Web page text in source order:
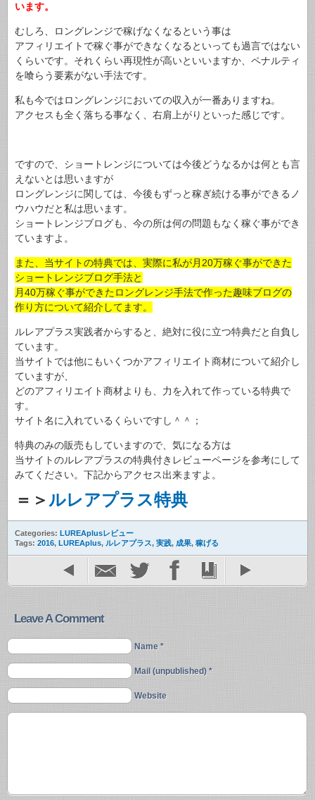
います。
むしろ、ロングレンジで稼げなくなるという事は
アフィリエイトで稼ぐ事ができなくなるといっても過言ではない
くらいです。それくらい再現性が高いといいますか、ペナルティ
を喰らう要素がない手法です。
私も今ではロングレンジにおいての収入が一番ありますね。
アクセスも全く落ちる事なく、右肩上がりといった感じです。
ですので、ショートレンジについては今後どうなるかは何とも言
えないとは思いますが
ロングレンジに関しては、今後もずっと稼ぎ続ける事ができるノ
ウハウだと私は思います。
ショートレンジブログも、今の所は何の問題もなく稼ぐ事ができ
ていますよ。
また、当サイトの特典では、実際に私が月20万稼ぐ事ができた
ショートレンジブログ手法と
月40万稼ぐ事ができたロングレンジ手法で作った趣味ブログの
作り方について紹介してます。
ルレアプラス実践者からすると、絶対に役に立つ特典だと自負し
ています。
当サイトでは他にもいくつかアフィリエイト商材について紹介し
ていますが、
どのアフィリエイト商材よりも、力を入れて作っている特典で
す。
サイト名に入れているくらいですし＾＾；
特典のみの販売もしていますので、気になる方は
当サイトのルレアプラスの特典付きレビューページを参考にして
みてください。下記からアクセス出来ますよ。
＝＞ ルレアプラス特典
Categories: LUREAplusレビュー
Tags: 2016, LUREAplus, ルレアプラス, 実践, 成果, 稼げる
Leave A Comment
Name *
Mail (unpublished) *
Website